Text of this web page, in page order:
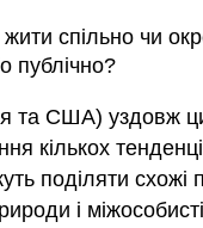
спільно чи
публічно?
та США) уздовж
кількох
поділяти
і